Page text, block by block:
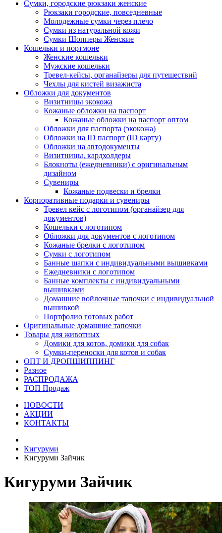
Сумки, городские рюкзаки женские
Рюкзаки городские, повседневные
Молодежные сумки через плечо
Сумки из натуральной кожи
Сумки Шопперы Женские
Кошельки и портмоне
Женские кошельки
Мужские кошельки
Тревел-кейсы, органайзеры для путешествий
Чехлы для кистей визажиста
Обложки для документов
Визитницы экокожа
Кожаные обложки на паспорт
Кожаные обложки на паспорт оптом
Обложки для паспорта (экокожа)
Обложки на ID паспорт (ID карту)
Обложки на автодокументы
Визитницы, кардхолдеры
Блокноты (ежедневники) с оригинальным
дизайном
Сувениры
Кожаные подвески и брелки
Корпоративные подарки и сувениры
Тревел кейс с логотипом (органайзер для
документов)
Кошельки с логотипом
Обложки для документов с логотипом
Кожаные брелки с логотипом
Сумки с логотипом
Банные шапки с индивидуальными вышивками
Ежедневники с логотипом
Банные комплекты с индивидуальными
вышивками
Домашние войлочные тапочки с индивидуальной
вышивкой
Портфолио готовых работ
Оригинальные домашние тапочки
Товары для животных
Домики для котов, домики для собак
Сумки-переноски для котов и собак
ОПТ И ДРОПШИППИНГ
Разное
РАСПРОДАЖА
ТОП Продаж
НОВОСТИ
АКЦИИ
КОНТАКТЫ
Кигуруми
Кигуруми Зайчик
Кигуруми Зайчик